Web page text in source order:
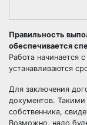
Правильность
обеспечивается
Работа начинается
устанавливаются
Для заключения
документов.
собственника,
Возможно, надо